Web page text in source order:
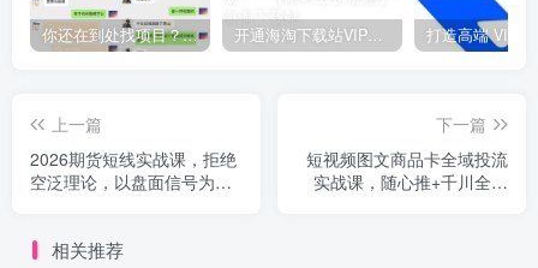
你还在到处找项目？还在当韭菜？我靠网创资源站一个月收入5万+，曾经我也是个失败者。 开通海淘下载站VIP会员，尊享全站资源免费下载，享80%的推广提成！！【限时五折优惠】
上一篇
2026期货短线实战课，拒绝
空泛理论，以盘面信号为核
下一篇
短视频图文商品卡全域投流
实战课，随心推+千川全玩
相关推荐